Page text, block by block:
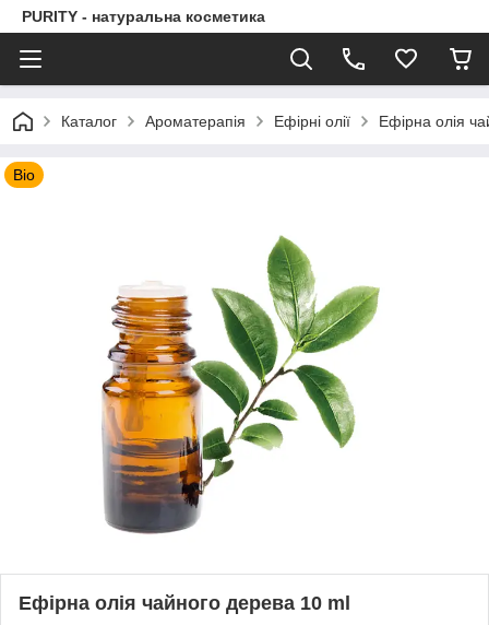
PURITY - натуральна косметика
Каталог Ароматерапія Ефірні олії Ефірна олія
Bio
Ефірна олія чайного дерева 10 ml